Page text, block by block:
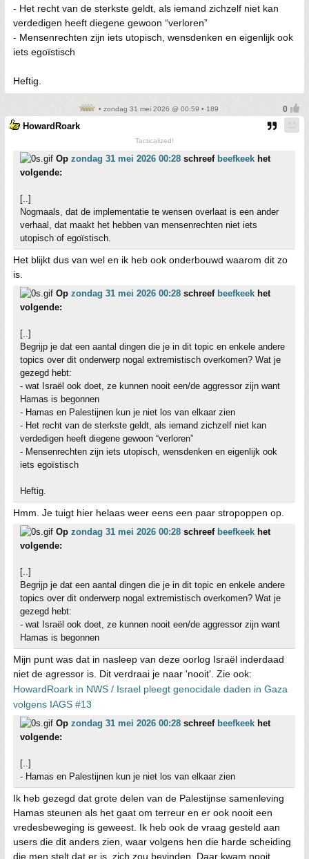
- Het recht van de sterkste geldt, als iemand zichzelf niet kan
verdedigen heeft diegene gewoon “verloren”
- Mensenrechten zijn iets utopisch, wensdenken en eigenlijk ook
iets egoïstisch
Heftig.
• zondag 31 mei 2026 @ 00:59 • 189
HowardRoark
Tacticalized!
Op zondag 31 mei 2026 00:28 schreef beefkeek het
volgende:
[..]
Nogmaals, dat de implementatie te wensen overlaat is een ander
verhaal, dat maakt het hebben van mensenrechten niet iets
utopisch of egoïstisch.
Het blijkt dus van wel en ik heb ook onderbouwd waarom dit zo
is.
Op zondag 31 mei 2026 00:28 schreef beefkeek het
volgende:
[..]
Begrijp je dat een aantal dingen die je in dit topic en enkele andere
topics over dit onderwerp nogal extremistisch overkomen? Wat je
gezegd hebt:
- wat Israël ook doet, ze kunnen nooit een/de aggressor zijn want
Hamas is begonnen
- Hamas en Palestijnen kun je niet los van elkaar zien
- Het recht van de sterkste geldt, als iemand zichzelf niet kan
verdedigen heeft diegene gewoon “verloren”
- Mensenrechten zijn iets utopisch, wensdenken en eigenlijk ook
iets egoïstisch
Heftig.
Hmm. Je tuigt hier helaas weer eens een paar stropoppen op.
Op zondag 31 mei 2026 00:28 schreef beefkeek het
volgende:
[..]
Begrijp je dat een aantal dingen die je in dit topic en enkele andere
topics over dit onderwerp nogal extremistisch overkomen? Wat je
gezegd hebt:
- wat Israël ook doet, ze kunnen nooit een/de aggressor zijn want
Hamas is begonnen
Mijn punt was dat in nasleep van deze oorlog Israël inderdaad
niet de agressor is. Dit verdraai je naar 'nooit'. Zie ook:
HowardRoark in NWS / Israel pleegt genocidale daden in Gaza
volgens IAGS #13
Op zondag 31 mei 2026 00:28 schreef beefkeek het
volgende:
[..]
- Hamas en Palestijnen kun je niet los van elkaar zien
Ik heb gezegd dat grote delen van de Palestijnse samenleving
Hamas steunen als het gaat om terreur en er ook nooit een
vredesbeweging is geweest. Ik heb ook de vraag gesteld aan
users die dit anders zien, waar volgens hen die harde scheiding
die men stelt dat er is, zich zou bevinden. Daar kwam nooit